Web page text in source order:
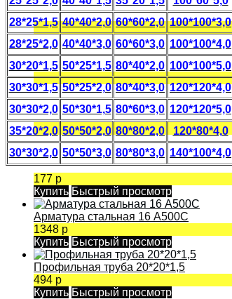
28*25*1,5 40*40*2,0 60*60*2,0 100*100*3,0
28*25*2,0 40*40*3,0 60*60*3,0 100*100*4,0
30*20*1,5 50*25*1,5 80*40*2,0 100*100*5,0
30*30*1,5 50*25*2,0 80*40*3,0 120*120*4,0
30*30*2,0 50*30*1,5 80*60*3,0 120*120*5,0
35*20*2,0 50*50*2,0 80*80*2,0
120*80*4,0
30*30*2,0 50*50*3,0 80*80*3,0 140*100*4,0
177 р
Купить Быстрый просмотр
Арматура стальная 16 А500С
1348 р
Купить Быстрый просмотр
Профильная труба 20*20*1,5
494 р
Купить Быстрый просмотр